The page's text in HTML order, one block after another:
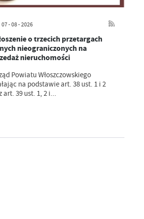
07 - 08 - 2026
o trzecich przetargach
nieograniczonych na
nieruchomości
Powiatu Włoszczowskiego
na podstawie art. 38 ust. 1 i 2
art. 39 ust. 1, 2 i...